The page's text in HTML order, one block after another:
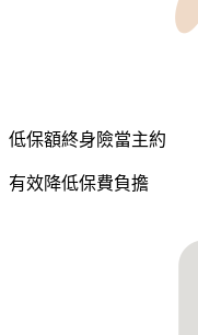
低保額終身險當主約
有效降低保費負擔